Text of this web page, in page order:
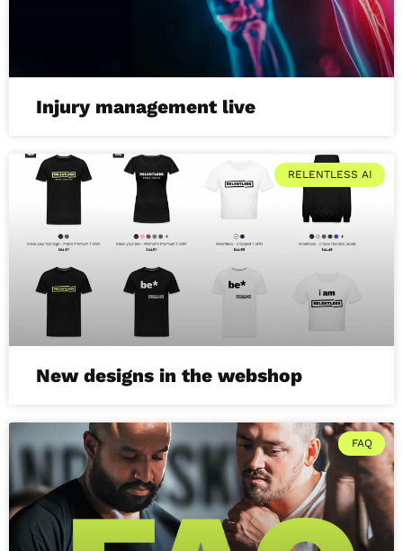
Injury management live
RELENTLESS AI
New designs in the webshop
FAQ